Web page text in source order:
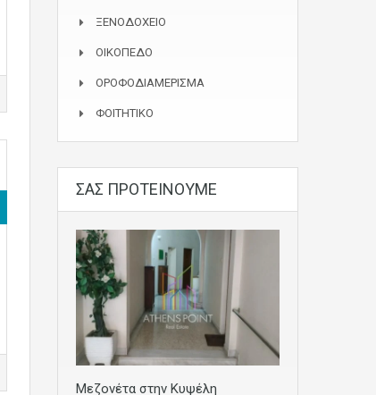
ΞΕΝΟΔΟΧΕΙΟ
ΟΙΚΟΠΕΔΟ
ΟΡΟΦΟΔΙΑΜΕΡΙΣΜΑ
ΦΟΙΤΗΤΙΚΟ
ΣΑΣ ΠΡΟΤΕΙΝΟΥΜΕ
Μεζονέτα στην Κυψέλη